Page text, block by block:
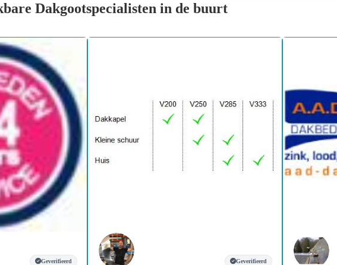
Dakgootspecialisten in de buurt
Geverifieerd Geverifieerd